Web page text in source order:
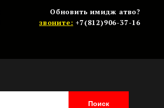
Обновить имидж атво?
звоните: +7(812)906-37-16
Поиск